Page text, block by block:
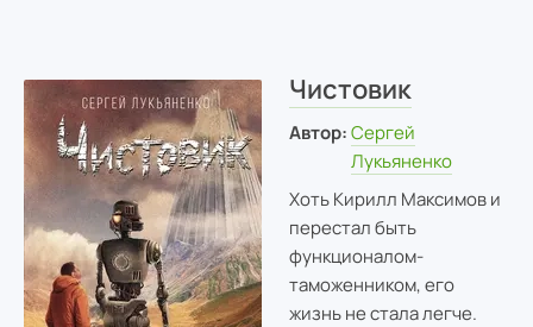
Чистовик
Автор: Сергей
Лукьяненко
Хоть Кирилл Максимов и
перестал быть
функционалом-
таможенником, его
жизнь не стала легче.